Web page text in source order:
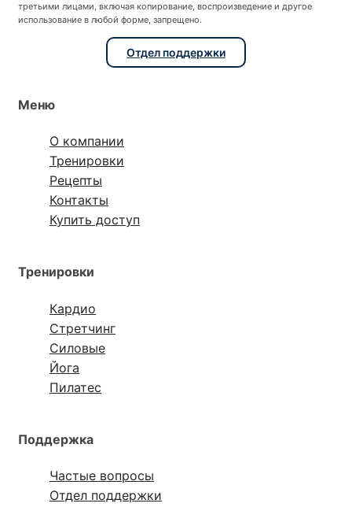
третьими лицами, включая копирование, воспроизведение и другое
использование в любой форме, запрещено.
Отдел поддержки
Меню
О компании
Тренировки
Рецепты
Контакты
Купить доступ
Тренировки
Кардио
Стретчинг
Силовые
Йога
Пилатес
Поддержка
Частые вопросы
Отдел поддержки